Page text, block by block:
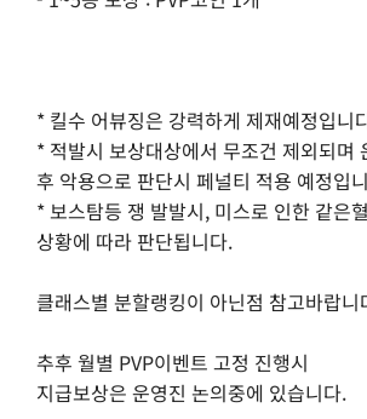
* 킬수 어뷰징은 강력하게 제재예정입니
* 적발시 보상대상에서 무조건 제외되며
후 악용으로 판단시 페널티 적용 예정입
* 보스탐등 쟁 발발시, 미스로 인한 같은
상황에 따라 판단됩니다.
클래스별 분할랭킹이 아닌점 참고바랍니
추후 월별 PVP이벤트 고정 진행시
지급보상은 운영진 논의중에 있습니다.